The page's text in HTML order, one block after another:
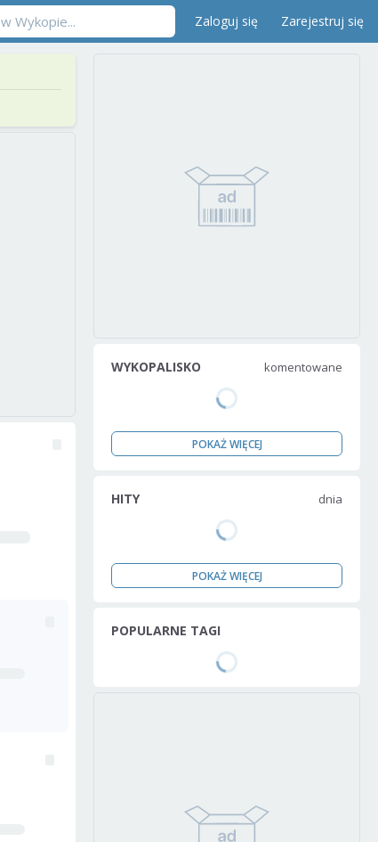
Zaloguj się Zarejestruj się
WYKOPALISKO komentowane
POKAŻ WIĘCEJ
HITY dnia
POKAŻ WIĘCEJ
POPULARNE TAGI